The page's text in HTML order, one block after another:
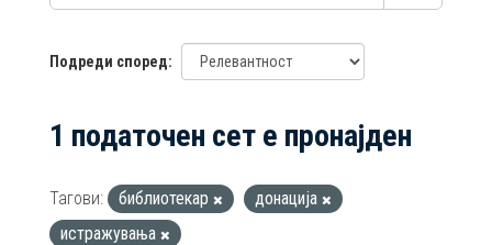
Подреди според
1 податочен сет е пронајден
Тагови: библиотекар
донација
истражувања